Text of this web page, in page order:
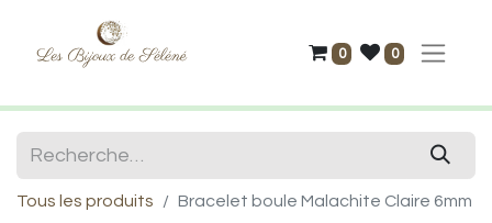
0 0
Tous les produits Bracelet boule Malachite Claire 6mm